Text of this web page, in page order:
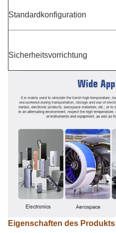
Standardkonfiguration
Sicherheitsvorrichtung
Eigenschaften des